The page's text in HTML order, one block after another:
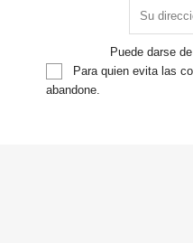
Puede darse
Para quien evita las
abandone.